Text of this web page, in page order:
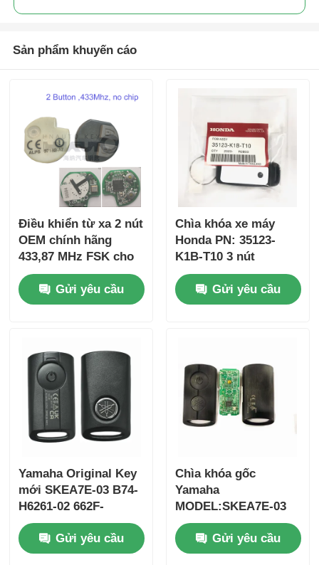
Nhà
Sản phẩm khuyến cáo
Điều khiển từ xa 2 nút
OEM chính hãng
433,87 MHz FSK cho
Su-zuki Jim-ny 2005-
2017 Không có chip
37182-A7 Chỉ điều
Gửi yêu cầu
Chìa khóa xe máy
Honda PN: 35123-
K1B-T10 3 nút
FSK433.92MHz
ID47chip từ xa
Gửi yêu cầu
Yamaha Original Key
mới SKEA7E-03 B74-
H6261-02 662F-
SKEA7D03
Gửi yêu cầu
Chìa khóa gốc
Yamaha
MODEL:SKEA7E-03
Dành cho Chìa khóa
thông minh từ xa
Yamaha B74-H6261-
Gửi yêu cầu